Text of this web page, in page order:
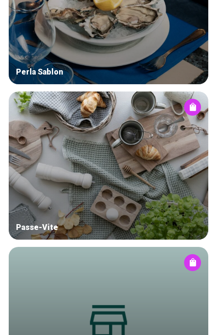
Accueil
Bonnes adresses
Quartiers
Blog
Tops 10
Artisans
A propos
Perla Sablon
Passe-Vite